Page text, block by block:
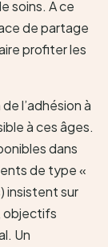
soins. À ce
de partage
profiter les
l’adhésion à
à ces âges.
dans
de type «
insistent sur
objectifs
Un